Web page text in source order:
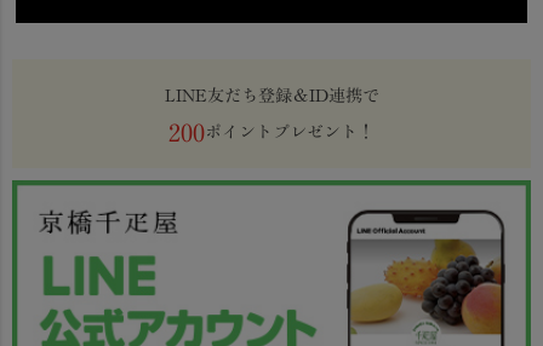
LINE友だち登録＆ID連携で
200ポイントプレゼント！